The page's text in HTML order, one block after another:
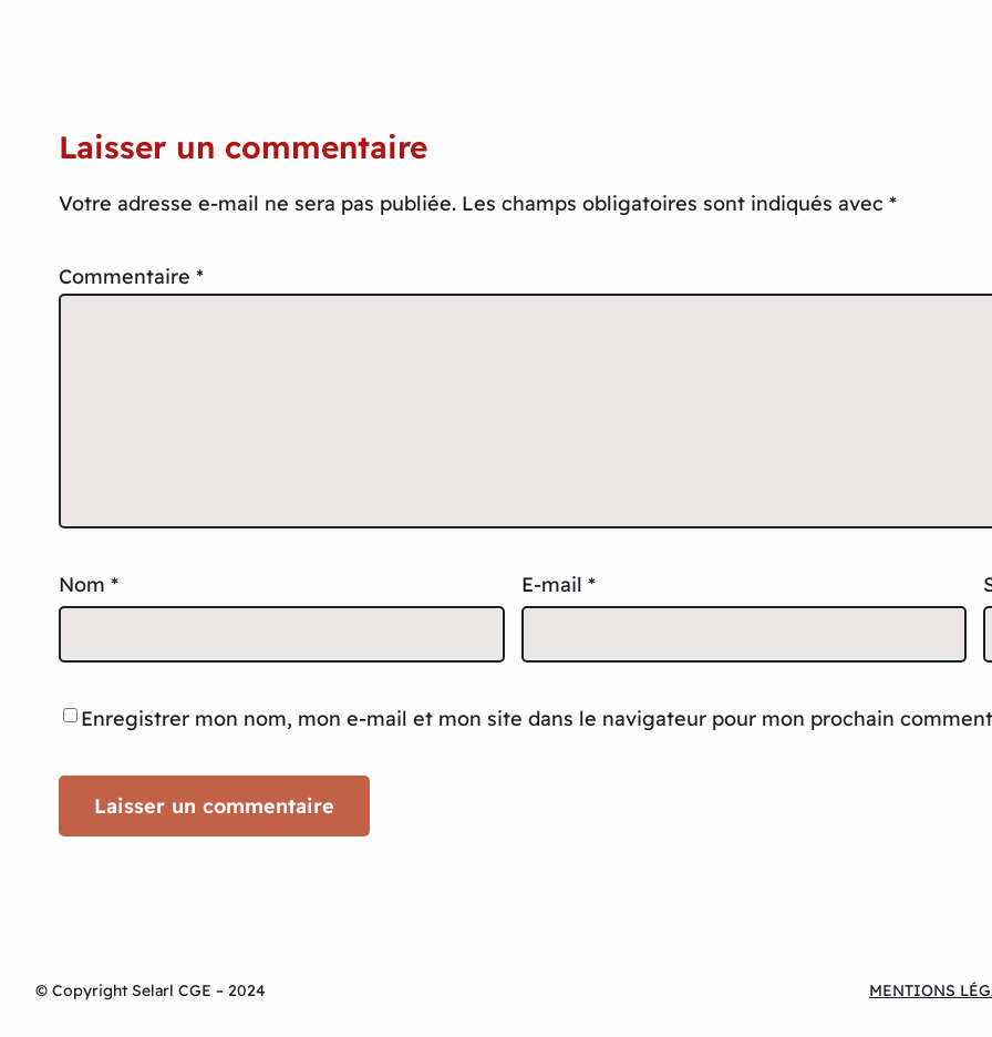
Laisser un commentaire
Votre adresse e-mail ne sera pas publiée. Les champs obligatoires sont indiqués avec *
Commentaire *
Nom * E-mail *
Enregistrer mon nom, mon e-mail et mon site dans le navigateur pour mon prochain
© Copyright Selarl CGE – 2024 MENTIONS